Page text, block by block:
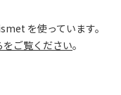
を使っています。
ご覧ください。